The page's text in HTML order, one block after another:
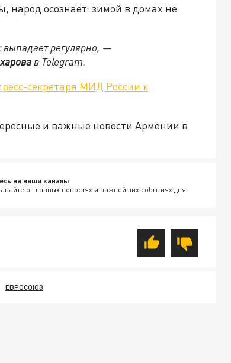
народ осознаёт: зимой в домах не
выпадает регулярно, —
в Telegram.
секретаря МИД России к
и важные новости Армении в
на наши каналы
о главных новостях и важнейших событиях дня.
ЕВРОСОЮЗ